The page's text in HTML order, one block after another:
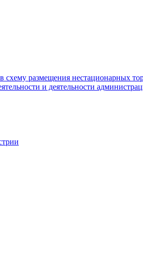
размещения нестационарных
и деятельности